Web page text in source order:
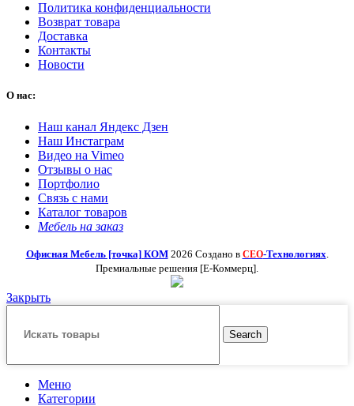
Политика конфиденциальности
Возврат товара
Доставка
Контакты
Новости
О нас:
Наш канал Яндекс Дзен
Наш Инстаграм
Видео на Vimeo
Отзывы о нас
Портфолио
Связь с нами
Каталог товаров
Мебель на заказ
Офисная Мебель [точка] КОМ 2026 Создано в СЕО-Технологиях
Премиальные решения [Е-Коммерц].
Закрыть
Search
Меню
Категории